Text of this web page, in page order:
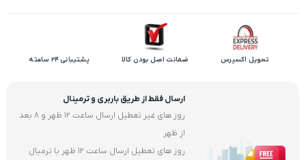
تحویل اکسپرس ضمانت اصل بودن کالا پشتیبانی 24 ساعته
ارسال فقط از طریق باربری و ترمینال
روز های غیر تعطیل ارسال ساعت 12 ظهر و 8 بعد
از ظهر
روز های تعطیل ارسال ساعت 12 ظهر با ترمیال